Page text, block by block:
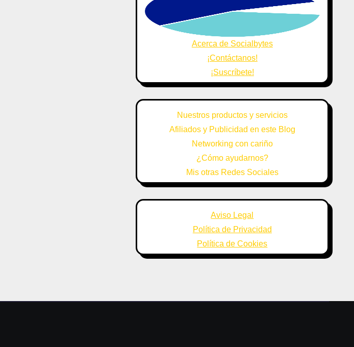
Acerca de Socialbytes
¡Contáctanos!
¡Suscríbete!
Nuestros productos y servicios
Afiliados y Publicidad en este Blog
Networking con cariño
¿Cómo ayudarnos?
Mis otras Redes Sociales
Aviso Legal
Política de Privacidad
Política de Cookies